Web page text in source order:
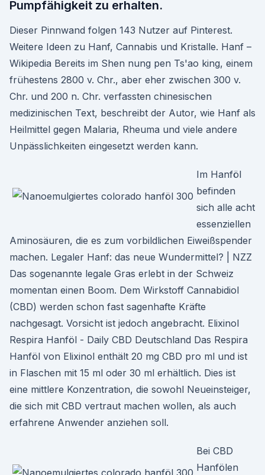
Pumpfähigkeit zu erhalten.
Dieser Pinnwand folgen 143 Nutzer auf Pinterest.
Weitere Ideen zu Hanf, Cannabis und Kristalle. Hanf –
Wikipedia Bereits im Shen nung pen Ts'ao king, einem
frühestens 2800 v. Chr., aber eher zwischen 300 v.
Chr. und 200 n. Chr. verfassten chinesischen
medizinischen Text, beschreibt der Autor, wie Hanf als
Heilmittel gegen Malaria, Rheuma und viele andere
Unpässlichkeiten eingesetzt werden kann.
Im Hanföl
befinden
sich alle acht
essenziellen
Aminosäuren, die es zum vorbildlichen Eiweißspender
machen. Legaler Hanf: das neue Wundermittel? | NZZ
Das sogenannte legale Gras erlebt in der Schweiz
momentan einen Boom. Dem Wirkstoff Cannabidiol
(CBD) werden schon fast sagenhafte Kräfte
nachgesagt. Vorsicht ist jedoch angebracht. Elixinol
Respira Hanföl - Daily CBD Deutschland Das Respira
Hanföl von Elixinol enthält 20 mg CBD pro ml und ist
in Flaschen mit 15 ml oder 30 ml erhältlich. Dies ist
eine mittlere Konzentration, die sowohl Neueinsteiger,
die sich mit CBD vertraut machen wollen, als auch
erfahrene Anwender anziehen soll.
Bei CBD
Hanfölen